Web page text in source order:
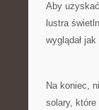
Aby
lustra
wyglądał
Na ⁢koniec,‍
solary, które